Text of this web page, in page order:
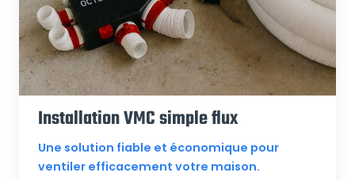
Installation VMC simple flux
Une solution fiable et économique pour
ventiler efficacement votre maison.